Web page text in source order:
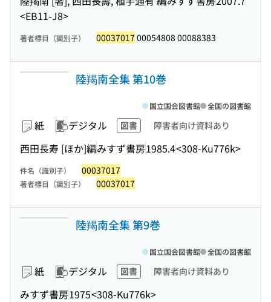
<EB11-J8>
著者標目（識別子） 00037017 00054808 00088383
陸羯南全集 第10巻
紙 デジタル 図書 障害者向け資料あり
西田長寿 [ほか]編みすず書房1985.4<308-Ku776k>
国立国会図書館 全国の図書館
件名（識別子） 00037017
著者標目（識別子） 00037017
陸羯南全集 第9巻
紙 デジタル 図書 障害者向け資料あり
みすず書房1975<308-Ku776k>
国立国会図書館 全国の図書館